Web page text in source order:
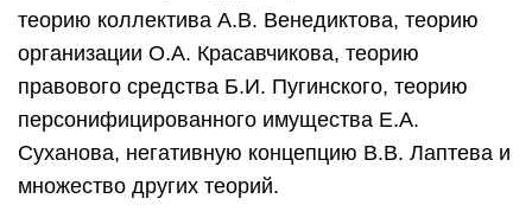
теорию коллектива А.В. Венедиктова, теорию
организации О.А. Красавчикова, теорию
правового средства Б.И. Пугинского, теорию
персонифицированного имущества Е.А.
Суханова, негативную концепцию В.В. Лаптева и
множество других теорий.